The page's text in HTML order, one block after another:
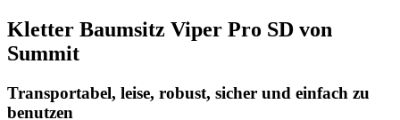
Kletter Baumsitz Viper Pro SD von
Summit
Transportabel, leise, robust, sicher und einfach zu
benutzen